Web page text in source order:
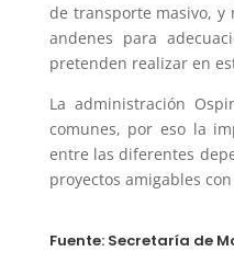
de transporte masivo, y
andenes para
pretenden realizar en
La administración
comunes, por eso la
entre las diferentes
proyectos amigables
Fuente: Secretaría de